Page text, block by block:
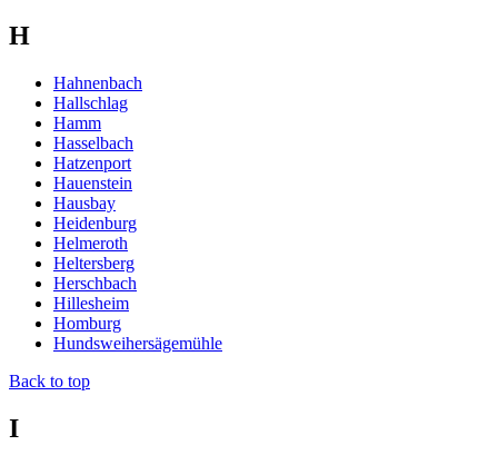
H
Hahnenbach
Hallschlag
Hamm
Hasselbach
Hatzenport
Hauenstein
Hausbay
Heidenburg
Helmeroth
Heltersberg
Herschbach
Hillesheim
Homburg
Hundsweihersägemühle
Back to top
I